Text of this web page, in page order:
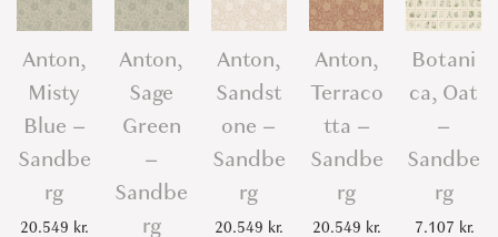
h
e
-
S
n
Anton,
Misty
Blue –
Sandbe
rg
20.549 kr.
Anton,
Sage
Green
–
Sandbe
rg
Anton,
Sandst
one –
Sandbe
rg
20.549 kr.
Anton,
Terraco
tta –
Sandbe
rg
20.549 kr.
Botani
ca, Oat
–
Sandbe
rg
7.107 kr.